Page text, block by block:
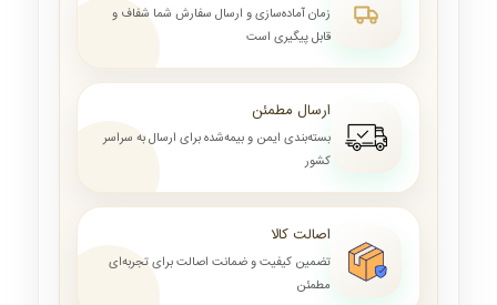
زمان آماده‌سازی و ارسال سفارش شما شفاف و
قابل پیگیری است
ارسال مطمئن
بسته‌بندی ایمن و بیمه‌شده برای ارسال به سراسر
کشور
اصالت کالا
تضمین کیفیت و ضمانت اصالت برای تجربه‌ای
مطمئن